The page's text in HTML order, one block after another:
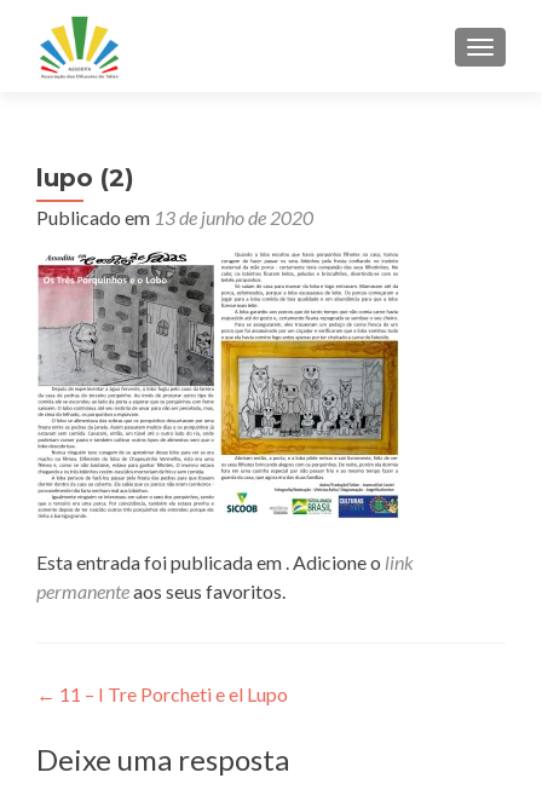
lupo (2)
Publicado em 13 de junho de 2020
Esta entrada foi publicada em . Adicione o link
permanenteaos seus favoritos.
Navegação
de
Post
← 11 – I Tre Porcheti e el Lupo
Deixe uma resposta